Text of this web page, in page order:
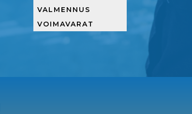
VALMENNUS
VOIMAVARAT